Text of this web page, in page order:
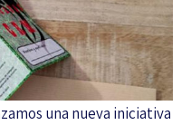
una nueva iniciativa